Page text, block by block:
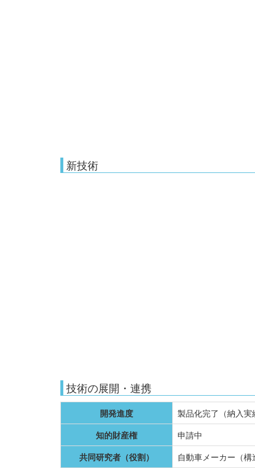
新技術
技術の展開・連携
開発進度
製品化完了（納入実
知的財産権
申請中
共同研究者（役割）
自動車メーカー（構